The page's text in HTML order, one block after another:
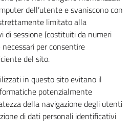
dell’utente e svaniscono con
limitato alla
di sessione (costituiti da numeri
per consentire
del sito.
in questo sito evitano il
potenzialmente
della navigazione degli utenti
di dati personali identificativi